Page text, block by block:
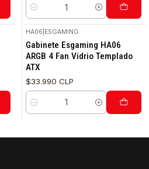
Cantidad
HA06 ESGAMING
Gabinete Esgaming HA06
ARGB 4 Fan Vidrio Templado
ATX
$33.990 CLP
Cantidad